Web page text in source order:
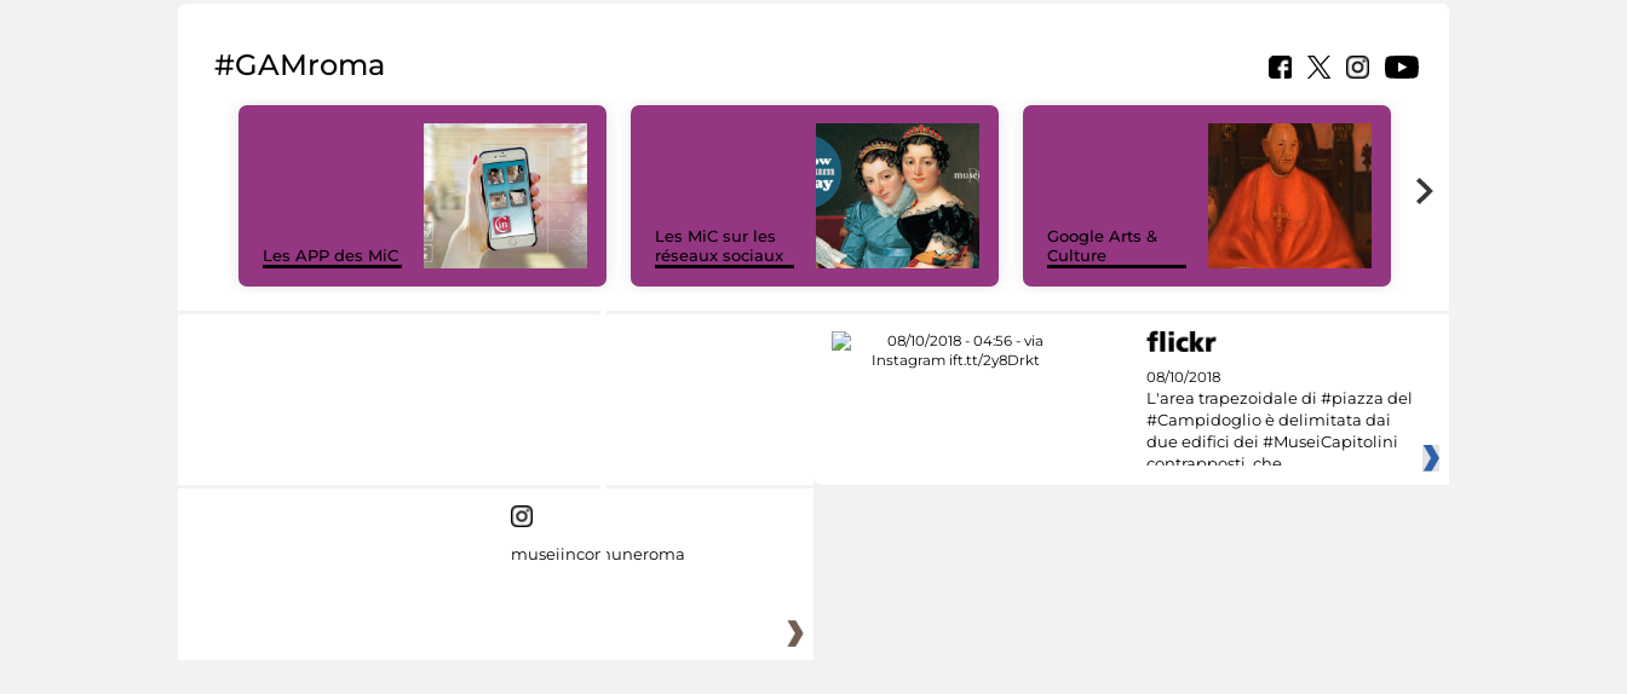
#GAMroma
Les APP des MiC
Les MiC sur les
réseaux sociaux
Google Arts &
Culture
08/10/2018
L'area trapezoidale di #piazza del
#Campidoglio è delimitata dai
due edifici dei #MuseiCapitolini
contrapposti, che
museiincomuneroma